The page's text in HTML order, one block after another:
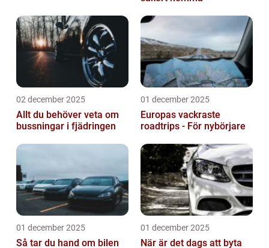
02 december 2025
Allt du behöver veta om
bussningar i fjädringen
01 december 2025
Europas vackraste
roadtrips - För nybörjare
01 december 2025
Så tar du hand om bilen
01 december 2025
När är det dags att byta